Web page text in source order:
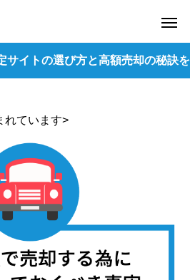
サイトの選び方と高額売却の秘訣を
れています>